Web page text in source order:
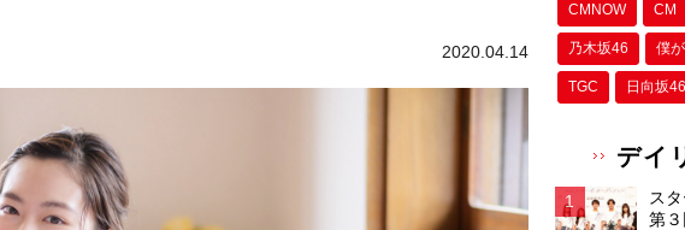
2020.04.14
CMNOW CM
乃木坂46 僕
TGC 日向坂46
デイ
ス
第